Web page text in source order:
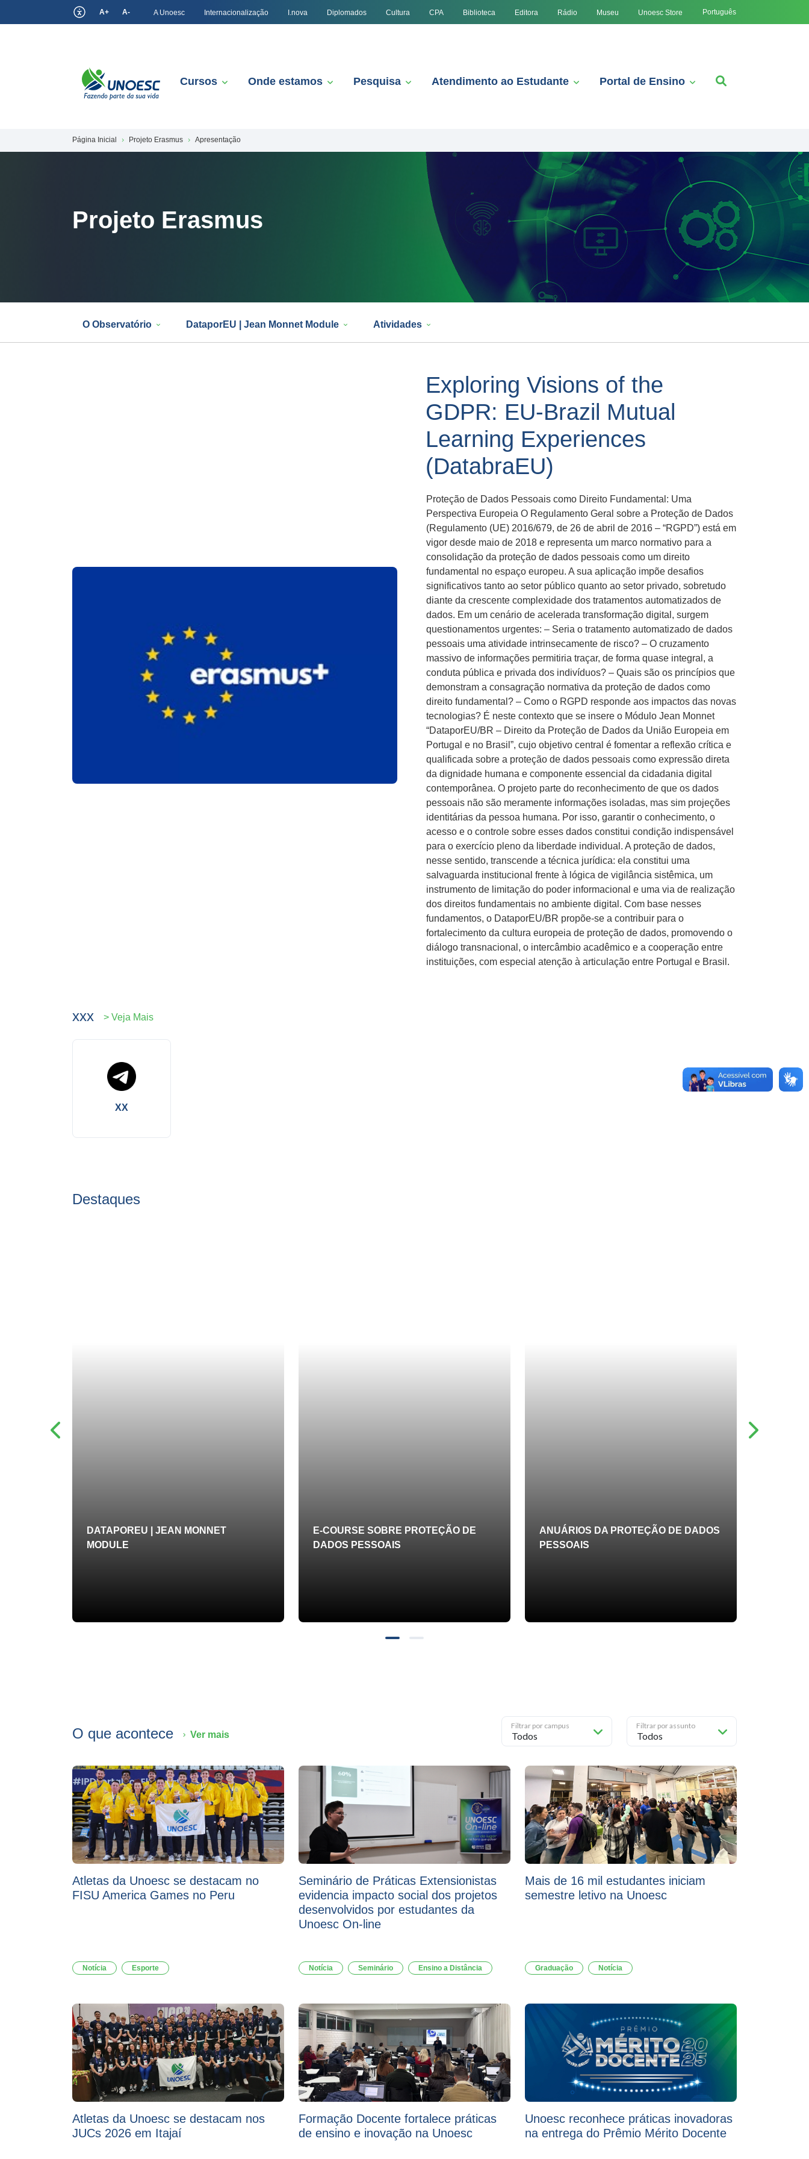
A+ A- A Unoesc Internacionalização I.nova Diplomados Cultura CPA Biblioteca Editora Rádio Museu Unoesc Store Português
Cursos Onde estamos Pesquisa Atendimento ao Estudante Portal de Ensino
Página Inicial Projeto Erasmus Apresentação
Projeto Erasmus
O Observatório DataporEU | Jean Monnet Module Atividades
Exploring Visions of the
GDPR: EU-Brazil Mutual
Learning Experiences
(DatabraEU)
Proteção de Dados Pessoais como Direito Fundamental: Uma
Perspectiva Europeia O Regulamento Geral sobre a Proteção de Dados
(Regulamento (UE) 2016/679, de 26 de abril de 2016 – “RGPD”) está em
vigor desde maio de 2018 e representa um marco normativo para a
consolidação da proteção de dados pessoais como um direito
fundamental no espaço europeu. A sua aplicação impõe desafios
significativos tanto ao setor público quanto ao setor privado, sobretudo
diante da crescente complexidade dos tratamentos automatizados de
dados. Em um cenário de acelerada transformação digital, surgem
questionamentos urgentes: – Seria o tratamento automatizado de dados
pessoais uma atividade intrinsecamente de risco? – O cruzamento
massivo de informações permitiria traçar, de forma quase integral, a
conduta pública e privada dos indivíduos? – Quais são os princípios que
demonstram a consagração normativa da proteção de dados como
direito fundamental? – Como o RGPD responde aos impactos das novas
tecnologias? É neste contexto que se insere o Módulo Jean Monnet
“DataporEU/BR – Direito da Proteção de Dados da União Europeia em
Portugal e no Brasil”, cujo objetivo central é fomentar a reflexão crítica e
qualificada sobre a proteção de dados pessoais como expressão direta
da dignidade humana e componente essencial da cidadania digital
contemporânea. O projeto parte do reconhecimento de que os dados
pessoais não são meramente informações isoladas, mas sim projeções
identitárias da pessoa humana. Por isso, garantir o conhecimento, o
acesso e o controle sobre esses dados constitui condição indispensável
para o exercício pleno da liberdade individual. A proteção de dados,
nesse sentido, transcende a técnica jurídica: ela constitui uma
salvaguarda institucional frente à lógica de vigilância sistêmica, um
instrumento de limitação do poder informacional e uma via de realização
dos direitos fundamentais no ambiente digital. Com base nesses
fundamentos, o DataporEU/BR propõe-se a contribuir para o
fortalecimento da cultura europeia de proteção de dados, promovendo o
diálogo transnacional, o intercâmbio acadêmico e a cooperação entre
instituições, com especial atenção à articulação entre Portugal e Brasil.
xxx > Veja Mais
XX
Destaques
DATAPOREU | JEAN MONNET
MODULE
E-COURSE SOBRE PROTEÇÃO DE
DADOS PESSOAIS
ANUÁRIOS DA PROTEÇÃO DE DADOS
PESSOAIS
O que acontece Ver mais
Filtrar por campus Filtrar por assunto
Atletas da Unoesc se destacam no
FISU America Games no Peru
Notícia Esporte
Seminário de Práticas Extensionistas
evidencia impacto social dos projetos
desenvolvidos por estudantes da
Unoesc On-line
Notícia Seminário Ensino a Distância
Mais de 16 mil estudantes iniciam
semestre letivo na Unoesc
Graduação Notícia
Atletas da Unoesc se destacam nos
JUCs 2026 em Itajaí
Formação Docente fortalece práticas
de ensino e inovação na Unoesc
Unoesc reconhece práticas inovadoras
na entrega do Prêmio Mérito Docente